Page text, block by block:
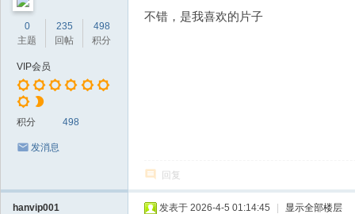
0
主题
235
回帖
498
积分
VIP会员
积分 498
发消息
不错，是我喜欢的片子
回复
hanvip001 发表于 2026-4-5 01:14:45 显示全部楼层